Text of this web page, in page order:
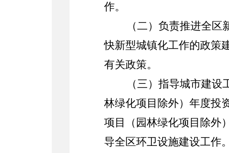
作。
（二）负责推进全
快新型城镇化工作的政策
有关政策。
（三）指导城市建
林绿化项目除外） 年度投
项目
（园林绿化项目除外）
导全区环卫设施建设工作